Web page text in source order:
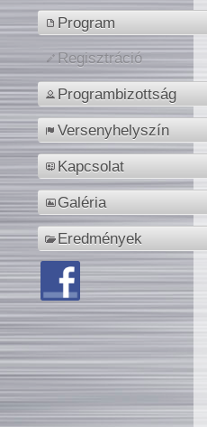
Program
Regisztráció
Programbizottság
Versenyhelyszín
Kapcsolat
Galéria
Eredmények